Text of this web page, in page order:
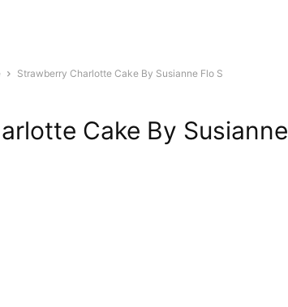
Strawberry Charlotte Cake By Susianne Flo S
Cake By